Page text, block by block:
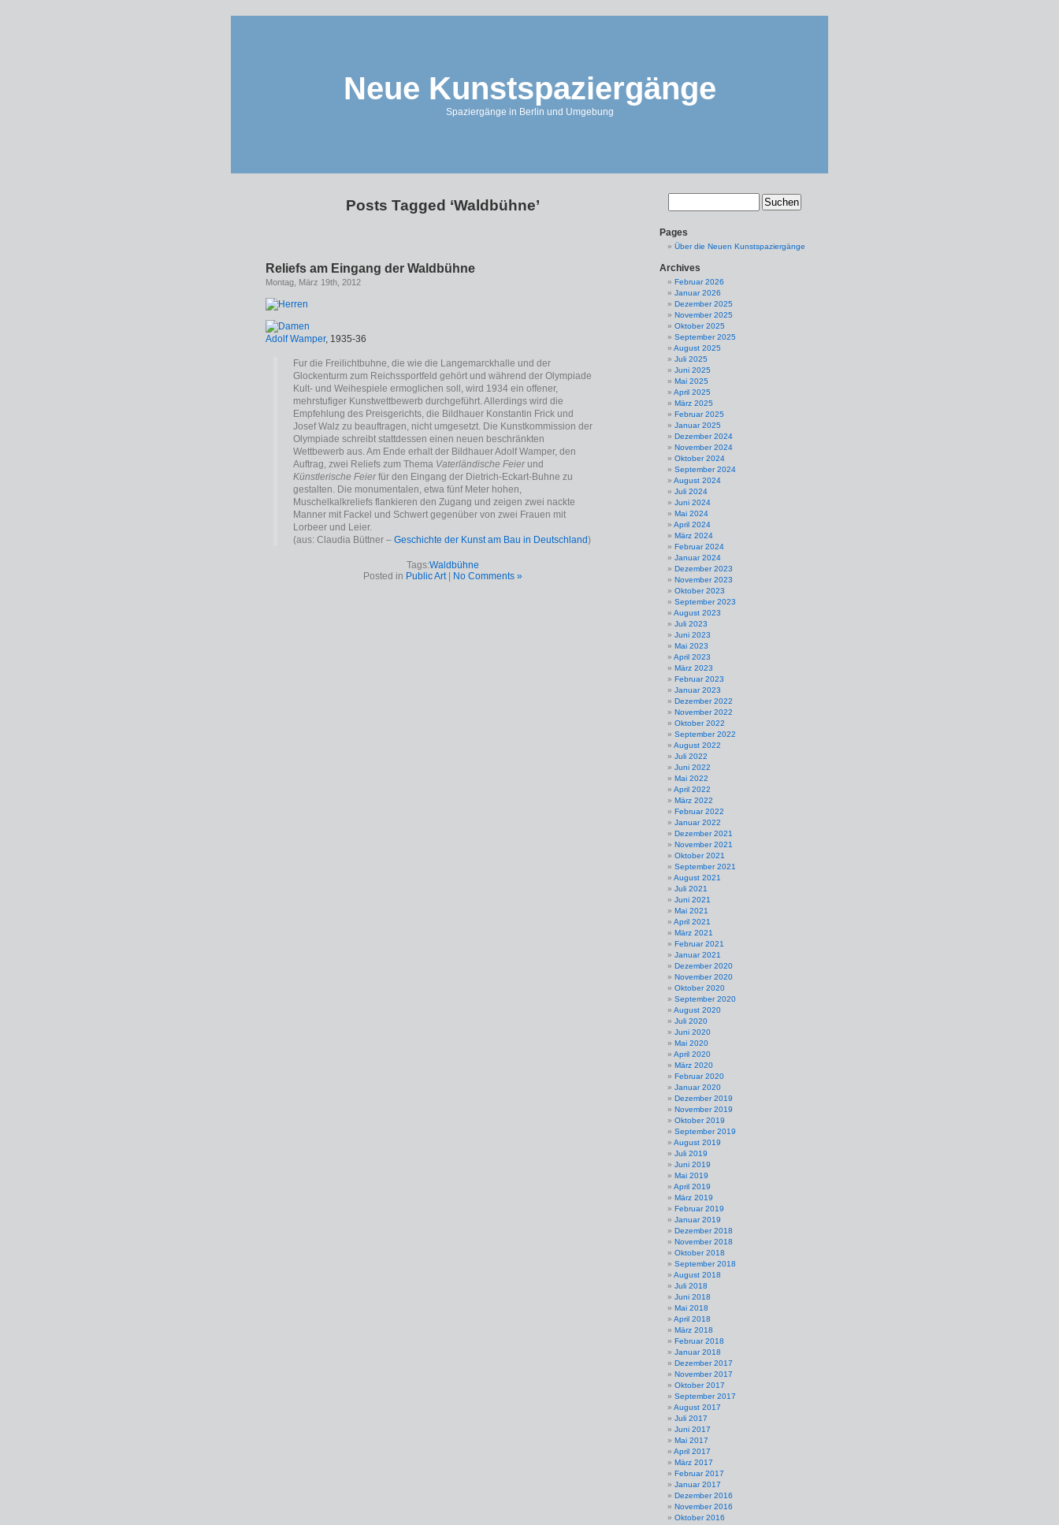
Neue Kunstspaziergänge
Spaziergänge in Berlin und Umgebung
Posts Tagged ‘Waldbühne’
Reliefs am Eingang der Waldbühne
Montag, März 19th, 2012
Adolf Wamper, 1935-36
Fur die Freilichtbuhne, die wie die Langemarckhalle und der
Glockenturm zum Reichssportfeld gehört und während der Olympiade
Kult- und Weihespiele ermoglichen soll, wird 1934 ein offener,
mehrstufiger Kunstwettbewerb durchgeführt. Allerdings wird die
Empfehlung des Preisgerichts, die Bildhauer Konstantin Frick und
Josef Walz zu beauftragen, nicht umgesetzt. Die Kunstkommission der
Olympiade schreibt stattdessen einen neuen beschränkten
Wettbewerb aus. Am Ende erhalt der Bildhauer Adolf Wamper, den
Auftrag, zwei Reliefs zum Thema Vaterländische Feierund
Künstlerische Feierfür den Eingang der Dietrich-Eckart-Buhne zu
gestalten. Die monumentalen, etwa fünf Meter hohen,
Muschelkalkreliefs flankieren den Zugang und zeigen zwei nackte
Manner mit Fackel und Schwert gegenüber von zwei Frauen mit
Lorbeer und Leier.
(aus: Claudia Büttner – Geschichte der Kunst am Bau in Deutschland)
Tags:Waldbühne
Posted in Public Art| No Comments »
Pages
Über die Neuen Kunstspaziergänge
Archives
Februar 2026
Januar 2026
Dezember 2025
November 2025
Oktober 2025
September 2025
August 2025
Juli 2025
Juni 2025
Mai 2025
April 2025
März 2025
Februar 2025
Januar 2025
Dezember 2024
November 2024
Oktober 2024
September 2024
August 2024
Juli 2024
Juni 2024
Mai 2024
April 2024
März 2024
Februar 2024
Januar 2024
Dezember 2023
November 2023
Oktober 2023
September 2023
August 2023
Juli 2023
Juni 2023
Mai 2023
April 2023
März 2023
Februar 2023
Januar 2023
Dezember 2022
November 2022
Oktober 2022
September 2022
August 2022
Juli 2022
Juni 2022
Mai 2022
April 2022
März 2022
Februar 2022
Januar 2022
Dezember 2021
November 2021
Oktober 2021
September 2021
August 2021
Juli 2021
Juni 2021
Mai 2021
April 2021
März 2021
Februar 2021
Januar 2021
Dezember 2020
November 2020
Oktober 2020
September 2020
August 2020
Juli 2020
Juni 2020
Mai 2020
April 2020
März 2020
Februar 2020
Januar 2020
Dezember 2019
November 2019
Oktober 2019
September 2019
August 2019
Juli 2019
Juni 2019
Mai 2019
April 2019
März 2019
Februar 2019
Januar 2019
Dezember 2018
November 2018
Oktober 2018
September 2018
August 2018
Juli 2018
Juni 2018
Mai 2018
April 2018
März 2018
Februar 2018
Januar 2018
Dezember 2017
November 2017
Oktober 2017
September 2017
August 2017
Juli 2017
Juni 2017
Mai 2017
April 2017
März 2017
Februar 2017
Januar 2017
Dezember 2016
November 2016
Oktober 2016